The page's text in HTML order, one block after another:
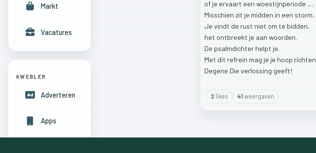
of je ervaart een woestijnperiode ....
Misschien zit je midden in een storm.
Je vindt de rust niet om te bidden,
het ontbreekt je aan woorden.
De psalmdichter helpt je.
Met dit refrein mag je je hoop richten
Degene Die verlossing geeft!
2likes 41weergaven
Markt
Vacatures
KWEBLER
Adverteren
Apps